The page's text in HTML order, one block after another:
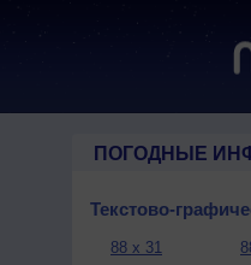
ПОГОДНЫЕ
Текстово-
88 x 31